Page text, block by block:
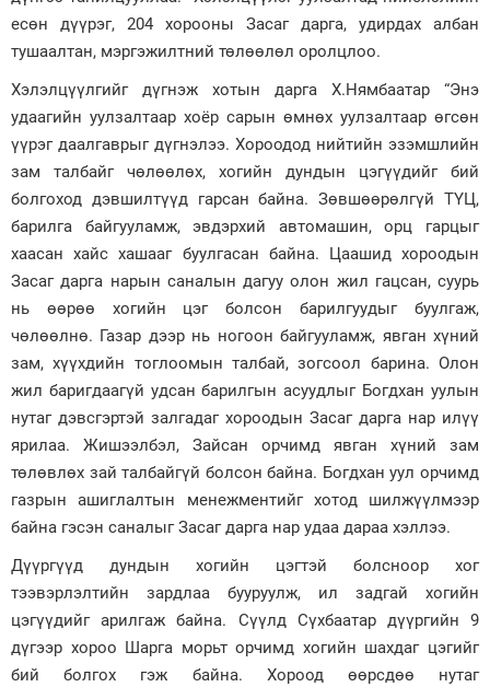
есөн дүүрэг, 204 хорооны Засаг дарга, удирдах албан
тушаалтан, мэргэжилтний төлөөлөл оролцлоо.
Хэлэлцүүлгийг дүгнэж хотын дарга Х.Нямбаатар “Энэ
удаагийн уулзалтаар хоёр сарын өмнөх уулзалтаар өгсөн
үүрэг даалгаврыг дүгнэлээ. Хороодод нийтийн эзэмшлийн
зам талбайг чөлөөлөх, хогийн дундын цэгүүдийг бий
болгоход дэвшилтүүд гарсан байна. Зөвшөөрөлгүй ТҮЦ,
барилга байгууламж, эвдэрхий автомашин, орц гарцыг
хаасан хайс хашааг буулгасан байна. Цаашид хороодын
Засаг дарга нарын саналын дагуу олон жил гацсан, суурь
нь өөрөө хогийн цэг болсон барилгуудыг буулгаж,
чөлөөлнө. Газар дээр нь ногоон байгууламж, явган хүний
зам, хүүхдийн тоглоомын талбай, зогсоол барина. Олон
жил баригдаагүй удсан барилгын асуудлыг Богдхан уулын
нутаг дэвсгэртэй залгадаг хороодын Засаг дарга нар илүү
ярилаа. Жишээлбэл, Зайсан орчимд явган хүний зам
төлөвлөх зай талбайгүй болсон байна. Богдхан уул орчимд
газрын ашиглалтын менежментийг хотод шилжүүлмээр
байна гэсэн саналыг Засаг дарга нар удаа дараа хэллээ.
Дүүргүүд дундын хогийн цэгтэй болсноор хог
тээвэрлэлтийн зардлаа бууруулж, ил задгай хогийн
цэгүүдийг арилгаж байна. Сүүлд Сүхбаатар дүүргийн 9
дүгээр хороо Шарга морьт орчимд хогийн шахдаг цэгийг
бий болгох гэж байна. Хороод өөрсдөө нутаг